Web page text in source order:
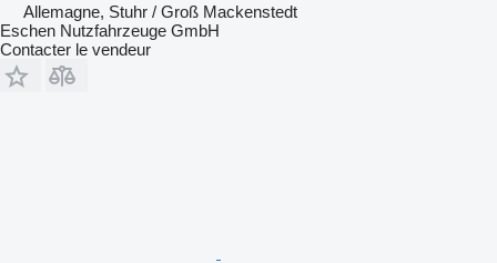
Allemagne, Stuhr / Groß Mackenstedt
Eschen Nutzfahrzeuge GmbH
Contacter le vendeur